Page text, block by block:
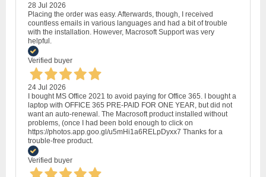
28 Jul 2026
Placing the order was easy. Afterwards, though, I received
countless emails in various languages and had a bit of trouble
with the installation. However, Macrosoft Support was very
helpful.
Verified buyer
24 Jul 2026
I bought MS Office 2021 to avoid paying for Office 365. I bought a
laptop with OFFICE 365 PRE-PAID FOR ONE YEAR, but did not
want an auto-renewal. The Macrosoft product installed without
problems, (once I had been bold enough to click on
https://photos.app.goo.gl/u5mHi1a6RELpDyxx7 Thanks for a
trouble-free product.
Verified buyer